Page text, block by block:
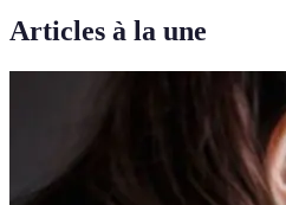
Articles à la une